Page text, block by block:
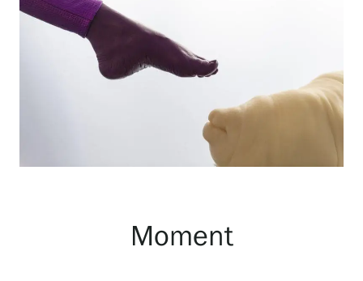
Tule meille
Kokoelmat ja museoMoment